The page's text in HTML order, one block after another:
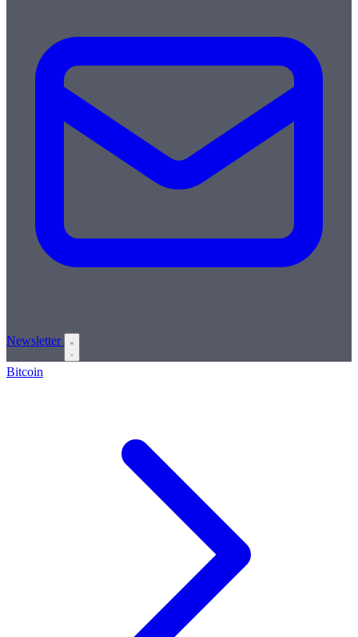
Newsletter
Bitcoin